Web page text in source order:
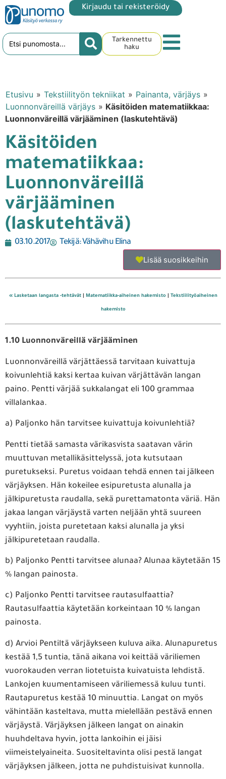
Kirjaudu tai rekisteröidy
Tarkennettu
haku
Etusivu » Tekstiilityön tekniikat » Painanta, värjäys »
Luonnonväreillä värjäys » Käsitöiden matematiikkaa:
Luonnonväreillä värjääminen (laskutehtävä)
Käsitöiden
matematiikkaa:
Luonnonväreillä
värjääminen
(laskutehtävä)
03.10.2017 Tekijä:Vähävihu Elina
Lisää suosikkeihin
« Lasketaan langasta -tehtävät| Matematiikka-aiheinen hakemisto| Tekstiilityöaiheinen
hakemisto
1.10 Luonnonväreillä värjääminen
Luonnonväreillä värjättäessä tarvitaan kuivattuja
koivunlehtiä kaksi kertaa kuivan värjättävän langan
paino. Pentti värjää sukkalangat eli 100 grammaa
villalankaa.
a) Paljonko hän tarvitsee kuivattuja koivunlehtiä?
Pentti tietää samasta värikasvista saatavan värin
muuttuvan metallikäsittelyssä, jota kutsutaan
puretukseksi. Puretus voidaan tehdä ennen tai jälkeen
värjäyksen. Hän kokeilee esipuretusta alunalla ja
jälkipuretusta raudalla, sekä purettamatonta väriä. Hän
jakaa langan värjäystä varten neljään yhtä suureen
vyyhtiin, joista puretetaan kaksi alunalla ja yksi
jälkipuretetaan raudalla.
b) Paljonko Pentti tarvitsee alunaa? Alunaa käytetään 15
% langan painosta.
c) Paljonko Pentti tarvitsee rautasulfaattia?
Rautasulfaattia käytetään korkeintaan 10 % langan
painosta.
d) Arvioi Pentiltä värjäykseen kuluva aika. Alunapuretus
kestää 1,5 tuntia, tänä aikana voi keittää väriliemen
vuorokauden verran liotetuista kuivatuista lehdistä.
Lankojen kuumentamiseen väriliemessä kuluu tunti.
Rautapuretus kestää 10 minuuttia. Langat on myös
vähintään kasteltava, mutta mielellään pestävä ennen
värjäystä. Värjäyksen jälkeen langat on ainakin
huuhdeltava hyvin, jotta lankoihin ei jäisi
viimeistelyaineita. Suositeltavinta olisi pestä langat
värjäyksen jälkeen, jotta ne puhdistuisivat kunnolla.